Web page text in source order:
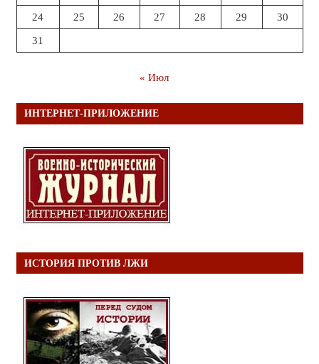
24 25 26 27 28 29 30
31
« Июл
ИНТЕРНЕТ-ПРИЛОЖЕНИЕ
ИСТОРИЯ ПРОТИВ ЛЖИ